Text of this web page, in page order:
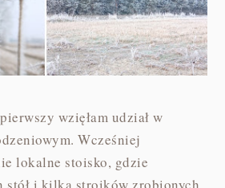
wzięłam udział w
Wcześniej
lokalne stoisko, gdzie